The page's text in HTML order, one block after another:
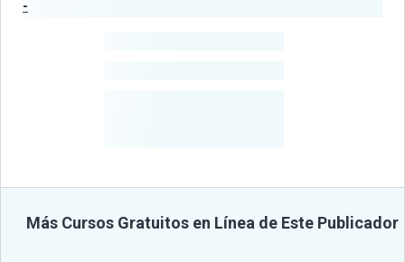
-
Más Cursos Gratuitos en Línea de Este Publicador